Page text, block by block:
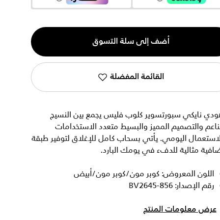
أضف إلى سلة التسوق
القائمة المفضلة
نايكي سبورتسوير كلوب فليس يجمع بين النسيج
والتصميم المميز والبسيط متعدد الاستخدامات
اليومي. يأتي بسحاب كامل للإغلاق لتوفير طبقة
مثالية للدفء في يومك البارد.
اللون المعروض: كوبر مون/كوبر مون/أبيض
رقم الإصدار: BV2645-856
عرض معلومات المنتج